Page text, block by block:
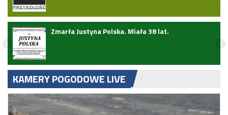
Zmarła Justyna Polska. Miała 38 lat.
KAMERY POGODOWE LIVE